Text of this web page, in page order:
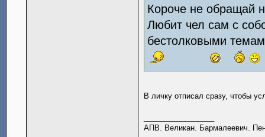
Короче не обращай
Любит чел сам с
бестолковыми
В личку отписал сразу, чтобы
АПВ. Великан. Бармалеевич.